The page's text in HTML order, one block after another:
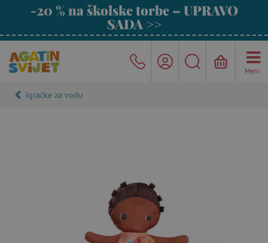
-20 % na školske torbe – UPRAVO
SADA >>
Meni
Igračke za vodu